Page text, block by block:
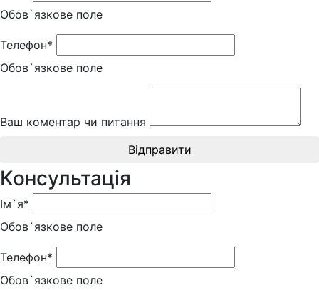
Обов`язкове поле
Телефон*
Обов`язкове поле
Ваш коментар чи питання
Відправити
Консультація
Ім`я*
Обов`язкове поле
Телефон*
Обов`язкове поле